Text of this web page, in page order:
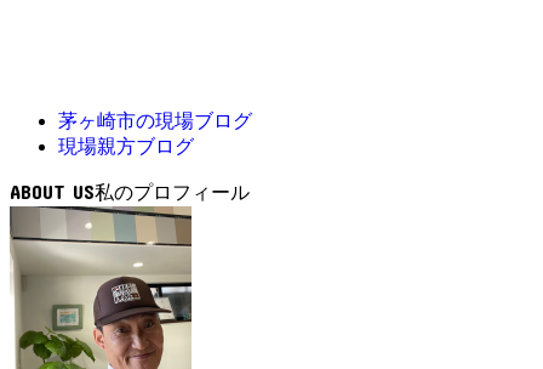
茅ヶ崎市の現場ブログ
現場親方ブログ
ABOUT US